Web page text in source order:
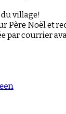
village!
Père Noël et
par courrier